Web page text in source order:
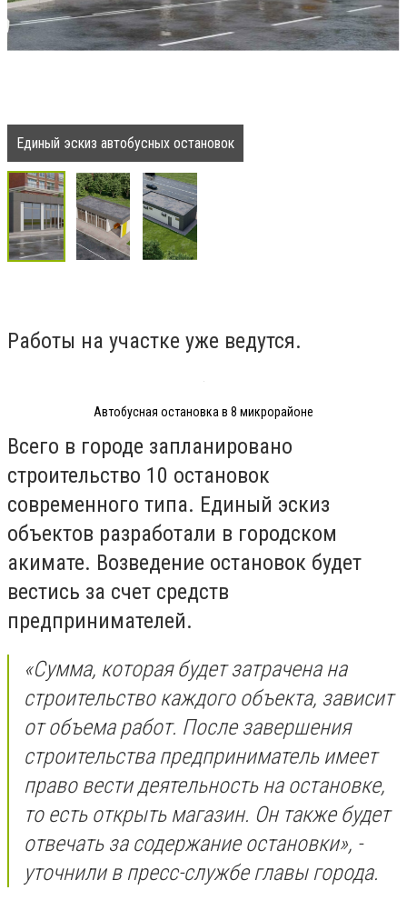
Единый эскиз автобусных остановок
Работы на участке уже ведутся.
Автобусная остановка в 8 микрорайоне
Всего в городе запланировано
строительство 10 остановок
современного типа. Единый эскиз
объектов разработали в городском
акимате. Возведение остановок будет
вестись за счет средств
предпринимателей.
«Сумма, которая будет затрачена на
строительство каждого объекта, зависит
от объема работ. После завершения
строительства предприниматель имеет
право вести деятельность на остановке,
то есть открыть магазин. Он также будет
отвечать за содержание остановки», -
уточнили в пресс-службе главы города.